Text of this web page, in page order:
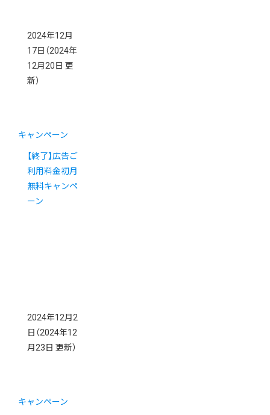
2024年12月
17日 （2024年
12月20日 更
新）
キャンペーン
【終了】広告ご
利用料金初月
無料キャンペ
ーン
2024年12月2
日 （2024年12
月23日 更新）
キャンペーン